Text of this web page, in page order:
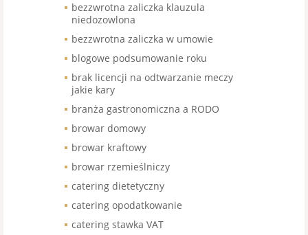
bezzwrotna zaliczka klauzula
niedozowlona
bezzwrotna zaliczka w umowie
blogowe podsumowanie roku
brak licencji na odtwarzanie meczy
jakie kary
branża gastronomiczna a RODO
browar domowy
browar kraftowy
browar rzemieślniczy
catering dietetyczny
catering opodatkowanie
catering stawka VAT